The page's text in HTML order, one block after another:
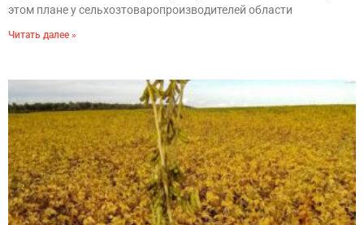
этом плане у сельхозтоваропроизводителей области
Читать далее »